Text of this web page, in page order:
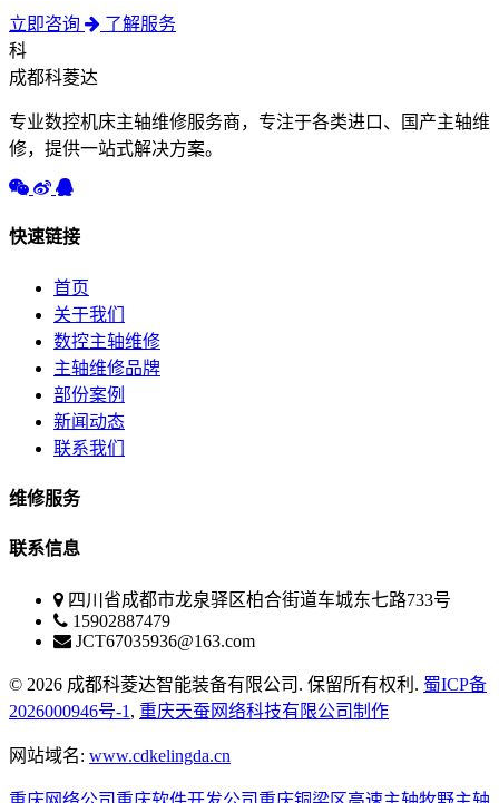
立即咨询
了解服务
科
成都科菱达
专业数控机床主轴维修服务商，专注于各类进口、国产主轴维
修，提供一站式解决方案。
快速链接
首页
关于我们
数控主轴维修
主轴维修品牌
部份案例
新闻动态
联系我们
维修服务
联系信息
四川省成都市龙泉驿区柏合街道车城东七路733号
15902887479
JCT67035936@163.com
© 2026 成都科菱达智能装备有限公司. 保留所有权利. 蜀ICP备
2026000946号-1 , 重庆天蚕网络科技有限公司制作
网站域名: www.cdkelingda.cn